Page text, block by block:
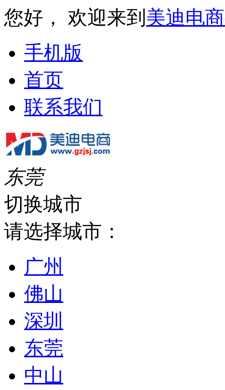
您好， 欢迎来到 美迪电
手机版
首页
联系我们
东莞
切换城市
请选择城市：
广州
佛山
深圳
东莞
中山